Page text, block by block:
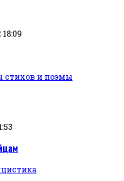
стихов и поэмы